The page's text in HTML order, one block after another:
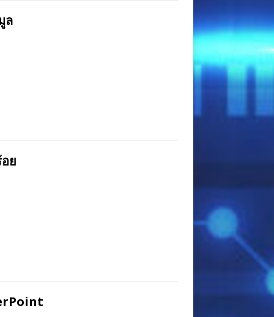
ล
ย